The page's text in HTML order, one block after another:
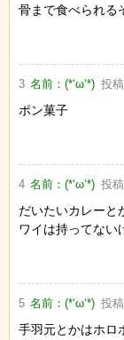
骨まで食べられる
3 名前：(*‘ω‘*) 投稿
ポン菓子
4 名前：(*‘ω‘*) 投稿
だいたいカレーと
ワイは持ってない
5 名前：(*‘ω‘*) 投稿
手羽元とかはホロ